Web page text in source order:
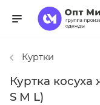
Куртки
Куртка
S M L)